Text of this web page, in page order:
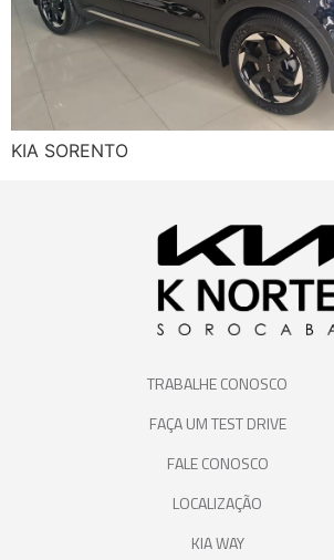
KIA SORENTO
TRABALHE CONOSCO
FAÇA UM TEST DRIVE
FALE CONOSCO
LOCALIZAÇÃO
KIA WAY